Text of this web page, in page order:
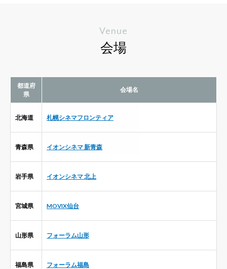
Venue
会場
都道府
県
会場名
北海道 札幌シネマフロンティア
青森県 イオンシネマ 新青森
岩手県 イオンシネマ 北上
宮城県 MOVIX仙台
山形県 フォーラム山形
福島県 フォーラム福島